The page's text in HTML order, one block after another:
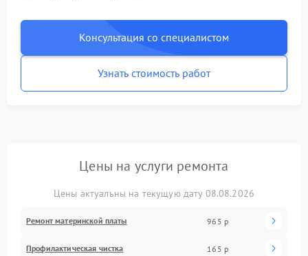
Консультация со специалистом
Узнать стоимость работ
Цены на услуги ремонта
Цены актуальны на текущую дату 08.08.2026
Ремонт материнской платы 965 р
Профилактическая чистка 165 р